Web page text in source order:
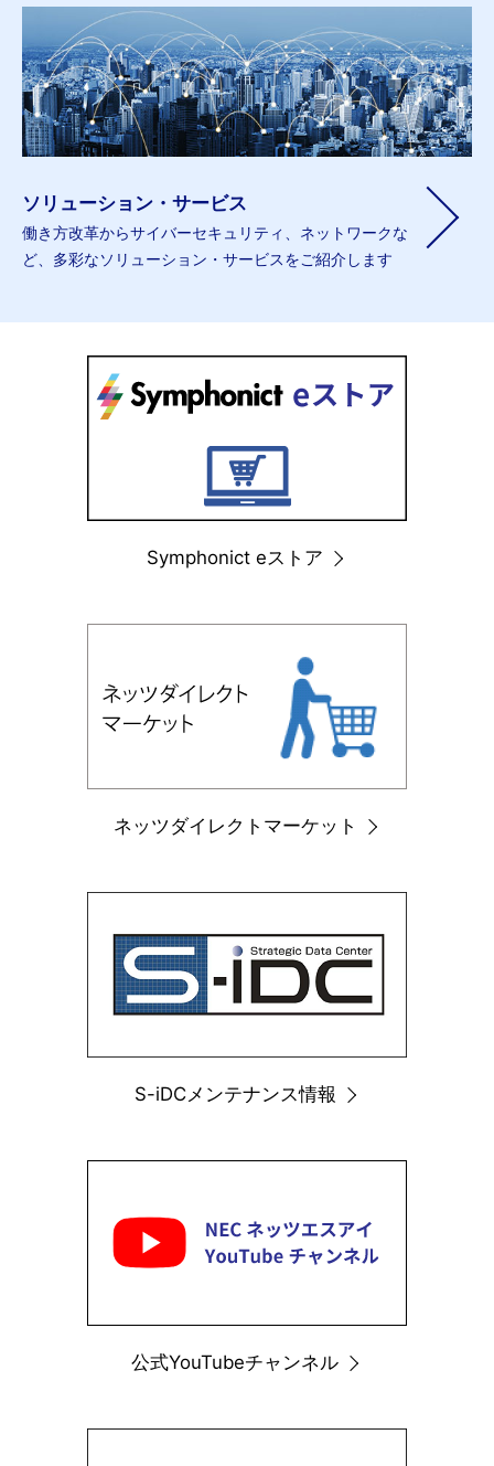
ソリューション・サービス
働き方改革からサイバーセキュリティ、ネットワークな
ど、多彩なソリューション・サービスをご紹介します
Symphonict eストア
ネッツダイレクトマーケット
S-iDCメンテナンス情報
公式YouTubeチャンネル